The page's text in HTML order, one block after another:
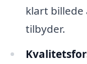
klart billede
tilbyder.